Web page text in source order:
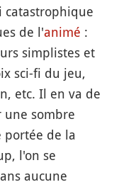
catastrophique
de l'animé :
simplistes et
sci-fi du jeu,
etc. Il en va de
sombre
portée de la
l'on se
aucune